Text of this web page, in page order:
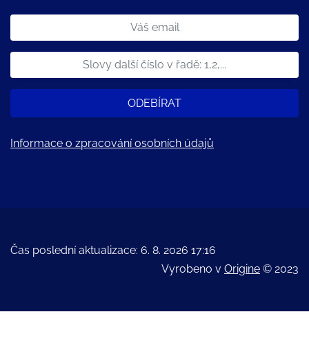
ODEBÍRAT
Informace o zpracování osobních údajů
Čas poslední aktualizace: 6. 8. 2026 17:16
Vyrobeno v Origine © 2023